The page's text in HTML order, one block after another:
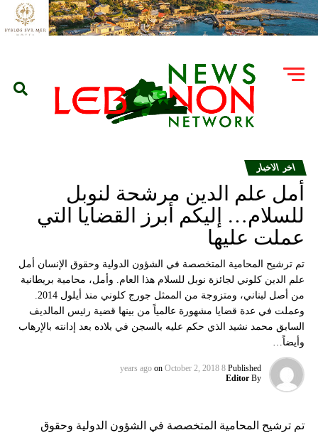
اخر الاخبار
أمل علم الدين مرشحة لنوبل
للسلام… إليكم أبرز القضايا التي
عملت عليها
تم ترشيح المحامية المتخصصة في الشؤون الدولية وحقوق الإنسان أمل
علم الدين كلوني ل‍جائزة نوبل للسلام هذا العام. وأمل، محامية بريطانية
وعملت في عدة قضايا مشهورة عالمياً من بينها قضية رئيس المالديف
السابق محمد نشيد الذي حكم عليه بالسجن في بلاده بعد إدانته بالإرهاب
وأيضاً…
Published
8 years ago
on October 2, 2018
By
Editor
تم ترشيح المحامية المتخصصة في الشؤون الدولية وحقوق